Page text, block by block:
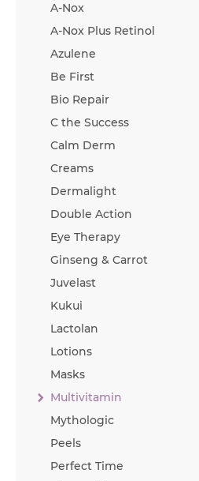
A-Nox
A-Nox Plus Retinol
Azulene
Be First
Bio Repair
C the Success
Calm Derm
Creams
Dermalight
Double Action
Eye Therapy
Ginseng & Carrot
Juvelast
Kukui
Lactolan
Lotions
Masks
Multivitamin
Mythologic
Peels
Perfect Time